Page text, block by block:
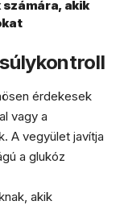
akik
érdekesek
vagy a
A vegyület javítja
a glukóz
akik